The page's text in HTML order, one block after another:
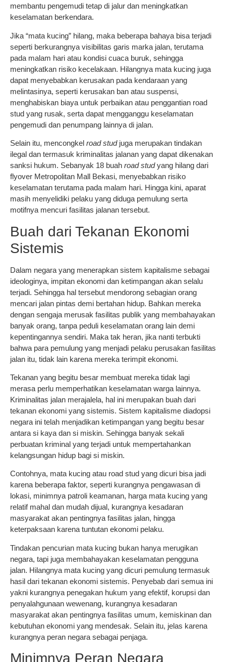
membantu pengemudi tetap di jalur dan meningkatkan
keselamatan berkendara.
Jika “mata kucing” hilang, maka beberapa bahaya bisa terjadi
seperti berkurangnya visibilitas garis marka jalan, terutama
pada malam hari atau kondisi cuaca buruk, sehingga
meningkatkan risiko kecelakaan. Hilangnya mata kucing juga
dapat menyebabkan kerusakan pada kendaraan yang
melintasinya, seperti kerusakan ban atau suspensi,
menghabiskan biaya untuk perbaikan atau penggantian road
stud yang rusak, serta dapat mengganggu keselamatan
pengemudi dan penumpang lainnya di jalan.
Selain itu, mencongkel road studjuga merupakan tindakan
ilegal dan termasuk kriminalitas jalanan yang dapat dikenakan
sanksi hukum. Sebanyak 18 buah road studyang hilang dari
flyover Metropolitan Mall Bekasi, menyebabkan risiko
keselamatan terutama pada malam hari. Hingga kini, aparat
masih menyelidiki pelaku yang diduga pemulung serta
motifnya mencuri fasilitas jalanan tersebut.
Buah dari Tekanan Ekonomi
Sistemis
Dalam negara yang menerapkan sistem kapitalisme sebagai
ideologinya, impitan ekonomi dan ketimpangan akan selalu
terjadi. Sehingga hal tersebut mendorong sebagian orang
mencari jalan pintas demi bertahan hidup. Bahkan mereka
dengan sengaja merusak fasilitas publik yang membahayakan
banyak orang, tanpa peduli keselamatan orang lain demi
kepentingannya sendiri. Maka tak heran, jika nanti terbukti
bahwa para pemulung yang menjadi pelaku perusakan fasilitas
jalan itu, tidak lain karena mereka terimpit ekonomi.
Tekanan yang begitu besar membuat mereka tidak lagi
merasa perlu memperhatikan keselamatan warga lainnya.
Kriminalitas jalan merajalela, hal ini merupakan buah dari
tekanan ekonomi yang sistemis. Sistem kapitalisme diadopsi
negara ini telah menjadikan ketimpangan yang begitu besar
antara si kaya dan si miskin. Sehingga banyak sekali
perbuatan kriminal yang terjadi untuk mempertahankan
kelangsungan hidup bagi si miskin.
Contohnya, mata kucing atau road stud yang dicuri bisa jadi
karena beberapa faktor, seperti kurangnya pengawasan di
lokasi, minimnya patroli keamanan, harga mata kucing yang
relatif mahal dan mudah dijual, kurangnya kesadaran
masyarakat akan pentingnya fasilitas jalan, hingga
keterpaksaan karena tuntutan ekonomi pelaku.
Tindakan pencurian mata kucing bukan hanya merugikan
negara, tapi juga membahayakan keselamatan pengguna
jalan. Hilangnya mata kucing yang dicuri pemulung termasuk
hasil dari tekanan ekonomi sistemis. Penyebab dari semua ini
yakni kurangnya penegakan hukum yang efektif, korupsi dan
penyalahgunaan wewenang, kurangnya kesadaran
masyarakat akan pentingnya fasilitas umum, kemiskinan dan
kebutuhan ekonomi yang mendesak. Selain itu, jelas karena
kurangnya peran negara sebagai penjaga.
Minimnya Peran Negara